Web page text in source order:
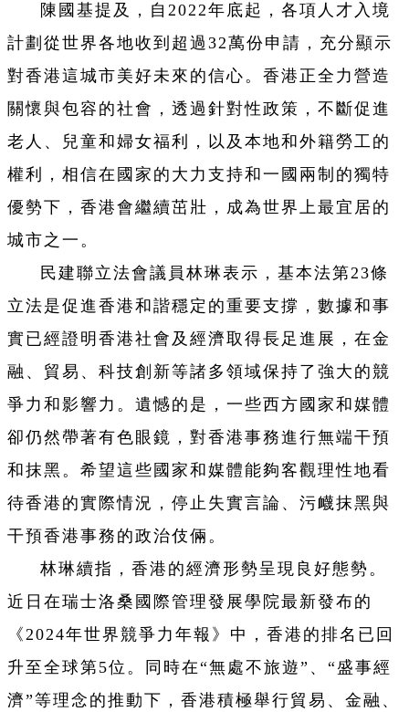
陳國基提及，自2022年底起，各項人才入境
計劃從世界各地收到超過32萬份申請，充分顯示
對香港這城市美好未來的信心。香港正全力營造
關懷與包容的社會，透過針對性政策，不斷促進
老人、兒童和婦女福利，以及本地和外籍勞工的
權利，相信在國家的大力支持和一國兩制的獨特
優勢下，香港會繼續茁壯，成為世界上最宜居的
城市之一。
民建聯立法會議員林琳表示，基本法第23條
立法是促進香港和諧穩定的重要支撐，數據和事
實已經證明香港社會及經濟取得長足進展，在金
融、貿易、科技創新等諸多領域保持了強大的競
爭力和影響力。遺憾的是，一些西方國家和媒體
卻仍然帶著有色眼鏡，對香港事務進行無端干預
和抹黑。希望這些國家和媒體能夠客觀理性地看
待香港的實際情況，停止失實言論、污衊抹黑與
干預香港事務的政治伎倆。
林琳續指，香港的經濟形勢呈現良好態勢。
近日在瑞士洛桑國際管理發展學院最新發布的
《2024年世界競爭力年報》中，香港的排名已回
升至全球第5位。同時在“無處不旅遊”、“盛事經
濟”等理念的推動下，香港積極舉行貿易、金融、